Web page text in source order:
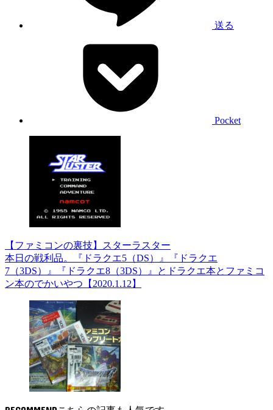
送る
Pocket
【ファミコンの裏技】スターラスター
本日の戦利品。『ドラクエ5（DS）』『ドラクエ
7（3DS）』『ドラクエ8（3DS）』とドラクエ本とファミコ
ン本のでかいやつ【2020.1.12】